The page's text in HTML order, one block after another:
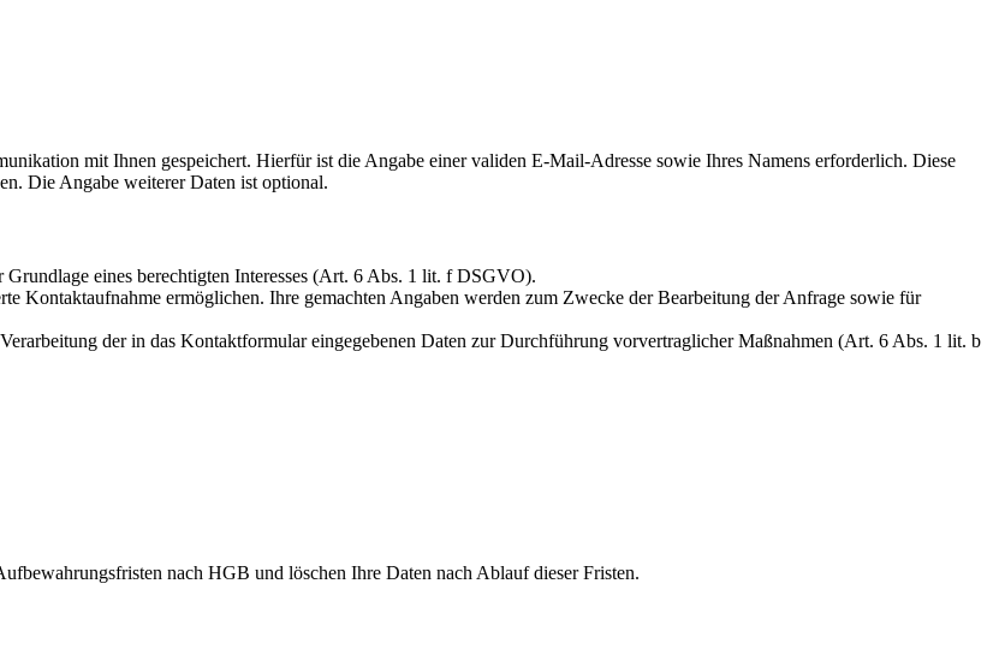
mit Ihnen gespeichert. Hierfür ist die Angabe einer validen E-Mail-Adresse sowie Ihres Namens erforderlich. Diese
Die Angabe weiterer Daten ist optional.
eines berechtigten Interesses (Art. 6 Abs. 1 lit. f DSGVO).
Kontaktaufnahme ermöglichen. Ihre gemachten Angaben werden zum Zwecke der Bearbeitung der Anfrage sowie für
der in das Kontaktformular eingegebenen Daten zur Durchführung vorvertraglicher Maßnahmen (Art. 6 Abs. 1 lit. b
nach HGB und löschen Ihre Daten nach Ablauf dieser Fristen.